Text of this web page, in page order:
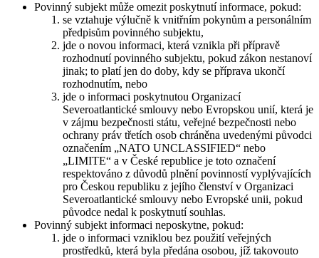
Povinný subjekt může omezit poskytnutí informace, pokud:
se vztahuje výlučně k vnitřním pokynům a personálním
předpisům povinného subjektu,
jde o novou informaci, která vznikla při přípravě
rozhodnutí povinného subjektu, pokud zákon nestanoví
jinak; to platí jen do doby, kdy se příprava ukončí
rozhodnutím, nebo
jde o informaci poskytnutou Organizací
Severoatlantické smlouvy nebo Evropskou unií, která je
v zájmu bezpečnosti státu, veřejné bezpečnosti nebo
ochrany práv třetích osob chráněna uvedenými původci
označením „NATO UNCLASSIFIED“ nebo
„LIMITE“ a v České republice je toto označení
respektováno z důvodů plnění povinností vyplývajících
pro Českou republiku z jejího členství v Organizaci
Severoatlantické smlouvy nebo Evropské unii, pokud
původce nedal k poskytnutí souhlas.
Povinný subjekt informaci neposkytne, pokud:
jde o informaci vzniklou bez použití veřejných
prostředků, která byla předána osobou, jíž takovouto